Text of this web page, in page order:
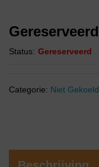
Gereserveerd
Status: Gereserveerd
Categorie: Niet Gekoeld